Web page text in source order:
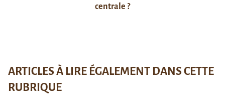
centrale ?
ARTICLES À LIRE ÉGALEMENT DANS CETTE
RUBRIQUE